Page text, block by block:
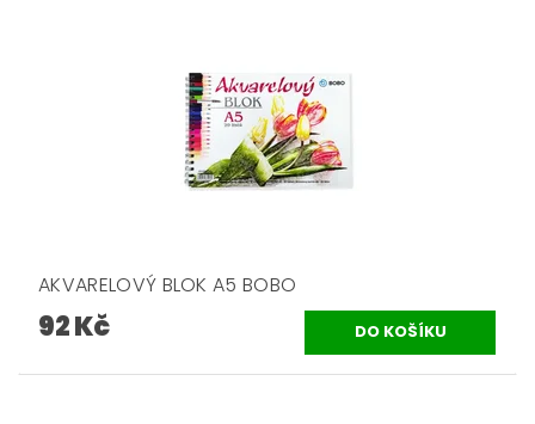
AKVARELOVÝ BLOK A5 BOBO
92 Kč